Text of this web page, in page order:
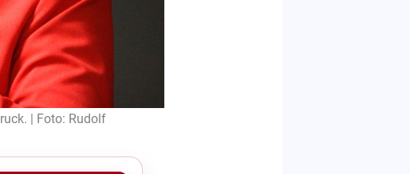
| Foto: Rudolf